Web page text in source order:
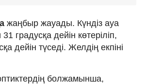
жаңбыр жауады. Күндіз ауа
градусқа дейін көтеріліп,
дейін түседі. Желдің екпіні
болжамынша,